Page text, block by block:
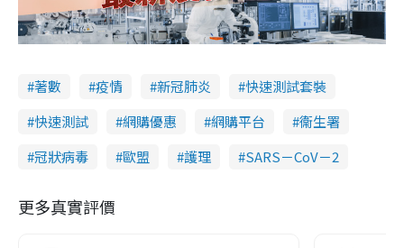
著數 疫情 新冠肺炎
快速測試套裝
快速測試
網購優惠 網購平台
衞生署
冠狀病毒
歐盟 護理 SARS－CoV－2
更多真實評價